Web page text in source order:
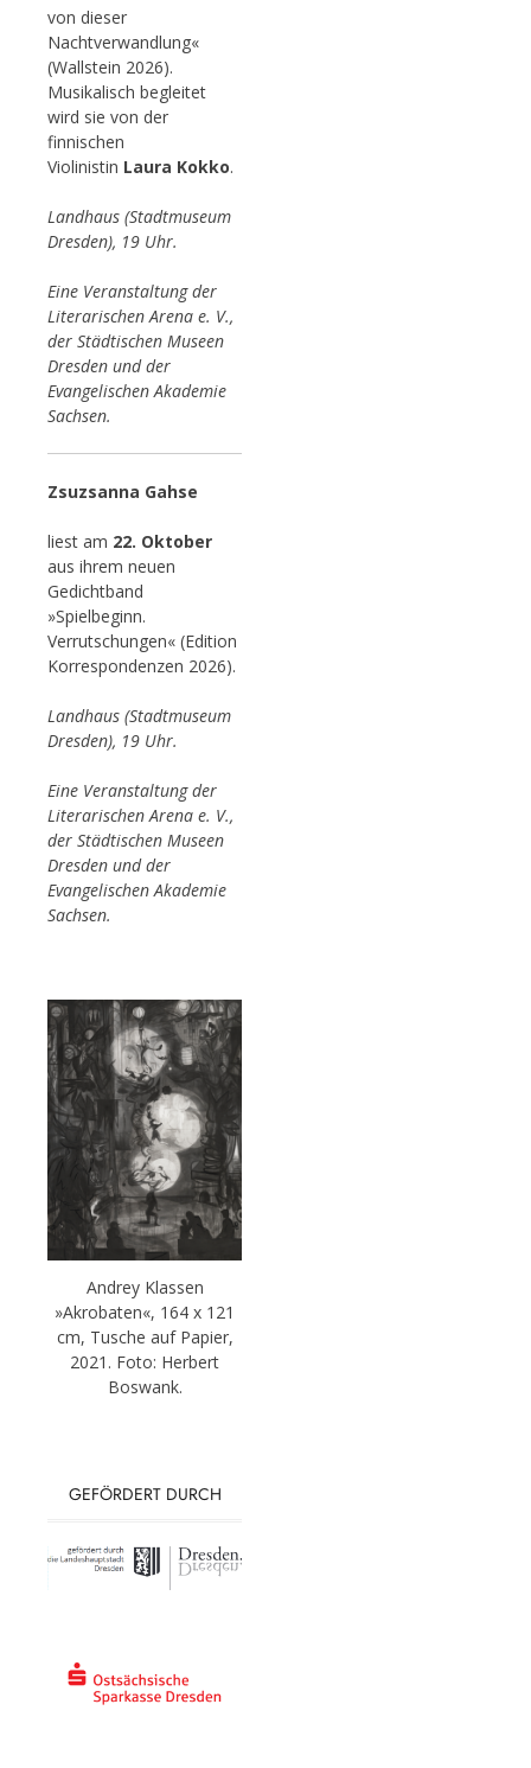
von dieser
Nachtverwandlung«
(Wallstein 2026).
Musikalisch begleitet
wird sie von der
finnischen
Violinistin Laura Kokko.
Landhaus (Stadtmuseum
Dresden), 19 Uhr.
Eine Veranstaltung der
Literarischen Arena e. V.,
der Städtischen Museen
Dresden und der
Evangelischen Akademie
Sachsen.
Zsuzsanna Gahse
liest am 22. Oktober
aus ihrem neuen
Gedichtband
»Spielbeginn.
Verrutschungen« (Edition
Korrespondenzen 2026).
Landhaus (Stadtmuseum
Dresden), 19 Uhr.
Eine Veranstaltung der
Literarischen Arena e. V.,
der Städtischen Museen
Dresden und der
Evangelischen Akademie
Sachsen.
Andrey Klassen
»Akrobaten«, 164 x 121
cm, Tusche auf Papier,
2021. Foto: Herbert
Boswank.
GEFÖRDERT DURCH